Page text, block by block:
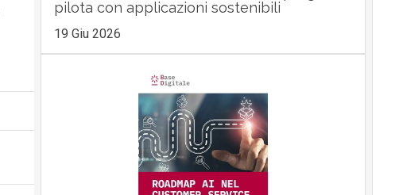
pilota con applicazioni sostenibili
19 Giu 2026